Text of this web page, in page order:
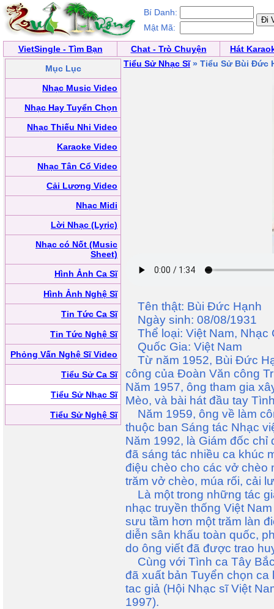
Bí Danh:
Mật Mã:
VietSingle - Tìm Bạn Chat - Trò Chuyện
Hát
Mục Lục
Nhạc Music Video
Nhạc Hay Tuyển Chọn
Nhạc Thiếu Nhi Video
Karaoke Video
Nhạc Tân Cổ Video
Cải Lương Video
Nhạc Midi
Lời Nhạc (Lyric)
Nhạc có Nốt (Music
Sheet)
Hình Ảnh Ca Sĩ
Hình Ảnh Nghệ Sĩ
Tin Tức Ca Sĩ
Tin Tức Nghệ Sĩ
Phỏng Vấn Nghệ Sĩ Video
Tiểu Sử Ca Sĩ
Tiểu Sử Nhạc Sĩ
Tiểu Sử Nghệ Sĩ
Tiểu Sử Nhạc Sĩ» Tiểu Sử Bùi Đức
Tên thật: Bùi Đức Hạnh
Ngày sinh: 08/08/1931
Thể loại: Việt Nam, Nhạc
Quốc Gia: Việt Nam
Từ năm 1952, Bùi Đức
công của Đoàn Văn công
Năm 1957, ông tham gia
Mèo, và bài hát đầu tay
Năm 1959, ông về làm
thuộc ban Sáng tác Nhạc
Năm 1992, là Giám đốc chỉ
đã sáng tác nhiều ca khúc
điệu chèo cho các vở chèo
trăm vở chèo, múa rối, cải
Là một trong những tác
nhạc truyền thống Việt
sưu tầm hơn một trăm làn
diễn sân khấu toàn quốc,
do ông viết đã được trao
Cùng với Tình ca Tây
đã xuất bản Tuyển chọn
tac giả (Hội Nhạc sĩ Việt
1997).